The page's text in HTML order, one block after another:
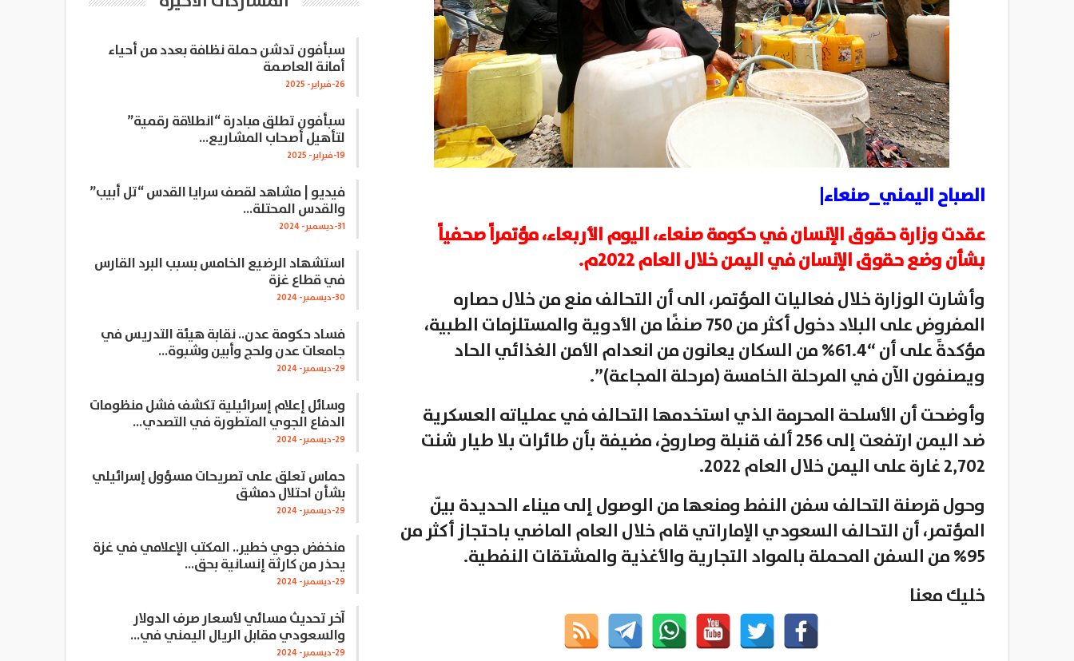
الصباح اليمني_صنعاء|
عقدت وزارة حقوق الإنسان في حكومة صنعاء، اليوم الأربعاء، مؤتمراً صحفياً
بشأن وضع حقوق الإنسان في اليمن خلال العام 2022م.
وأشارت الوزارة خلال فعاليات المؤتمر، الى أن التحالف منع من خلال حصاره
المفروض على البلاد دخول أكثر من 750 صنفًا من الأدوية والمستلزمات الطبية،
مؤكدةً على أن “61.4% من السكان يعانون من انعدام الأمن الغذائي الحاد
ويصنفون الآن في المرحلة الخامسة (مرحلة المجاعة)”.
وأوضحت أن الأسلحة المحرمة الذي استخدمها التحالف في عملياته العسكرية
ضد اليمن ارتفعت إلى 256 ألف قنبلة وصاروخ، مضيفة بأن طائرات بلا طيار شنت
2,702 غارة على اليمن خلال العام 2022.
وحول قرصنة التحالف سفن النفط ومنعها من الوصول إلى ميناء الحديدة بيّن
المؤتمر، أن التحالف السعودي الإماراتي قام خلال العام الماضي باحتجاز أكثر من
95% من السفن المحملة بالمواد التجارية والأغذية والمشتقات النفطية.
خليك معنا
سبأفون تدشن حملة نظافة بعدد من أحياء
أمانة العاصمة
26-فبراير- 2025
سبأفون تطلق مبادرة “انطلاقة رقمية”
لتأهيل أصحاب المشاريع…
19-فبراير- 2025
فيديو | مشاهد لقصف سرايا القدس “تل أبيب”
والقدس المحتلة…
31-ديسمبر- 2024
استشهاد الرضيع الخامس بسبب البرد القارس
في قطاع غزة
30-ديسمبر- 2024
فساد حكومة عدن.. نقابة هيئة التدريس في
جامعات عدن ولحج وأبين وشبوة…
29-ديسمبر- 2024
وسائل إعلام إسرائيلية تكشف فشل منظومات
الدفاع الجوي المتطورة في التصدي…
29-ديسمبر- 2024
حماس تعلق على تصريحات مسؤول إسرائيلي
بشأن احتلال دمشق
29-ديسمبر- 2024
منخفض جوي خطير.. المكتب الإعلامي في غزة
يحذر من كارثة إنسانية بحق…
29-ديسمبر- 2024
آخر تحديث مسائي لأسعار صرف الدولار
والسعودي مقابل الريال اليمني في…
29-ديسمبر- 2024